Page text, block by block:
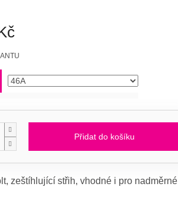
Přidat do košíku
zeštíhlující střih, vhodné i pro nadměrné